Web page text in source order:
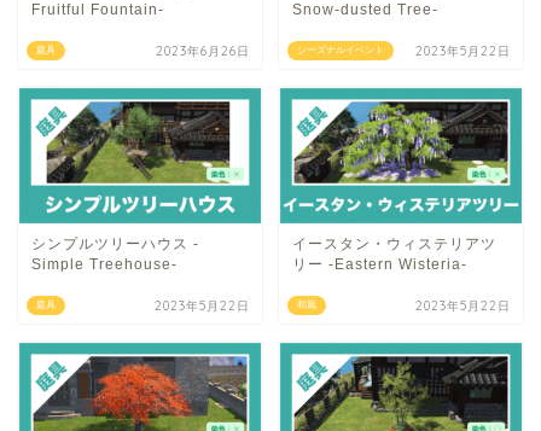
庭具
Fruitful Fountain-
2023年6月26日 シーズナルイベント
Snow-dusted Tree-
2023年5月22日
庭具
シンプルツリーハウス -
Simple Treehouse-
2023年5月22日 和風
イースタン・ウィステリアツ
リー -Eastern Wisteria-
2023年5月22日